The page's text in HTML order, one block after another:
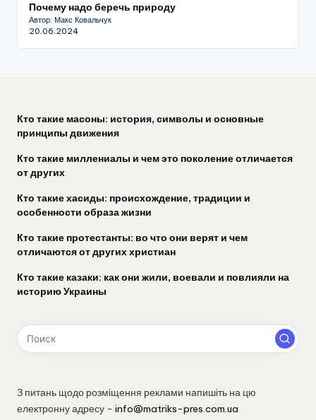
Почему надо беречь природу
Автор: Макс Ковальчук
20.06.2024
Кто такие масоны: история, символы и основные
принципы движения
Кто такие миллениалы и чем это поколение отличается
от других
Кто такие хасиды: происхождение, традиции и
особенности образа жизни
Кто такие протестанты: во что они верят и чем
отличаются от других христиан
Кто такие казаки: как они жили, воевали и повлияли на
историю Украины
З питань щодо розміщення реклами напишіть на цю
електронну адресу - info@matriks-pres.com.ua